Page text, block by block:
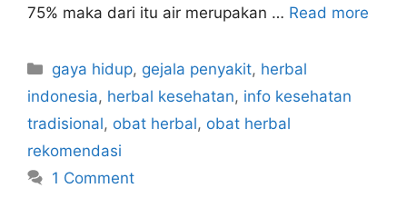
75% maka dari itu air merupakan … Read more
C
a
e
g
o
gaya hidup, gejala penyakit, herbal
indonesia, herbal kesehatan, info kesehatan
tradisional, obat herbal, obat herbal
rekomendasi
1 Comment